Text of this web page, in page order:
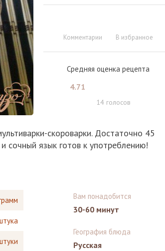
Комментарии В избранное
Средняя оценка рецепта
4.71
14голосов
скороварки. Достаточно 45
сочный язык готов к употреблению!
Вам понадобится
30-60 минут
География блюда
Русская